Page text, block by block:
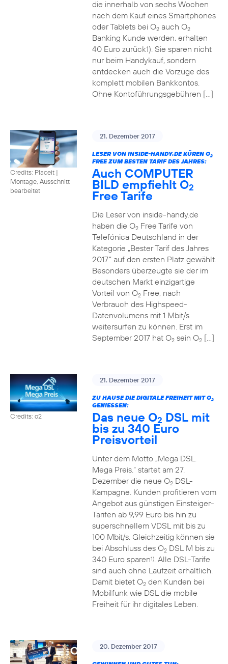
die innerhalb von sechs Wochen
nach dem Kauf eines Smartphones
oder Tablets bei O2auch O2
Banking Kunde werden, erhalten
40 Euro zurück1). Sie sparen nicht
nur beim Handykauf, sondern
entdecken auch die Vorzüge des
komplett mobilen Bankkontos.
Ohne Kontoführungsgebühren […]
Credits: Placeit |
Montage, Ausschnitt
bearbeitet
21. Dezember 2017
LESER VON INSIDE-HANDY.DE KÜREN O2
FREE ZUM BESTEN TARIF DES JAHRES:
Auch COMPUTER
BILD empfiehlt O2
Free Tarife
Die Leser von inside-handy.de
haben die O2Free Tarife von
Telefónica Deutschland in der
Kategorie „Bester Tarif des Jahres
2017“ auf den ersten Platz gewählt.
Besonders überzeugte sie der im
deutschen Markt einzigartige
Vorteil von O2Free, nach
Verbrauch des Highspeed-
Datenvolumens mit 1 Mbit/s
weitersurfen zu können. Erst im
September 2017 hat O2sein O2[…]
Credits: o2
21. Dezember 2017
ZU HAUSE DIE DIGITALE FREIHEIT MIT O2
GENIESSEN:
Das neue O2 DSL mit
bis zu 340 Euro
Preisvorteil
Unter dem Motto „Mega DSL.
Mega Preis.” startet am 27.
Dezember die neue O2DSL-
Kampagne. Kunden profitieren vom
Angebot aus günstigen Einsteiger-
Tarifen ab 9,99 Euro bis hin zu
superschnellem VDSL mit bis zu
100 Mbit/s. Gleichzeitig können sie
bei Abschluss des O2DSL M bis zu
340 Euro sparen1). Alle DSL-Tarife
sind auch ohne Laufzeit erhältlich.
Damit bietet O2den Kunden bei
Mobilfunk wie DSL die mobile
Freiheit für ihr digitales Leben.
20. Dezember 2017